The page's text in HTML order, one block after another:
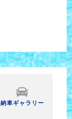
納車ギャラリー